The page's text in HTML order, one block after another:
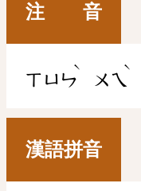
注 音
ㄒㄩㄣ
ˋ
ㄨㄟ
ˋ
漢語拼音